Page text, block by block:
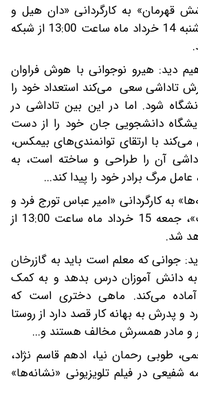
قهرمان» به کارگردانی «دان هیل و
کریس ویلیامز»، پنج شنبه 14 خرداد ماه ساعت 13:00 از شبکه
دید: هیرو نوجوانی با هوش فراوان
تاداشی سعی می‌کند استعداد خود را
شود. اما در این بین تاداشی در
دانشجویی جان خود را از دست
با ارتقای توانمندی‌های بیمکس،
آن را طراحی و ساخته است، به
مرگ برادر خود را پیدا کند...
به کارگردانی «امیر عباس تورج فرد و
روح الله فاطمی نسب»، جمعه 15 خرداد ماه ساعت 13:00 از
شد.
جوانی که معلم است باید به گازرخان
به دانش آموزان درس بدهد و به کمک
می‌کند. ماهی دختری است که
و پدرش به بهانه کار قصد دارد از روستا
و مادر همسرش مخالف هستند و...
طوبی رحمان نیا، ادهم قاسم نژاد،
شفیعی در فیلم تلویزیونی «نشانه‌ها»